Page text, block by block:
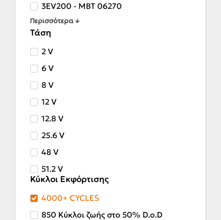
3EV200 - MBT 06270
Περισσότερα ↓
Τάση
2 V
6 V
8 V
12 V
12.8 V
25.6 V
48 V
51.2 V
Κύκλοι Εκφόρτισης
4000+ CYCLES
850 Κύκλοι ζωής στο 50% D.o.D